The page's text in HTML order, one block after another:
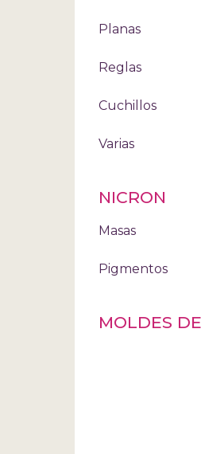
Planas
Reglas
Cuchillos
Varias
NICRON
Masas
Pigmentos
MOLDES